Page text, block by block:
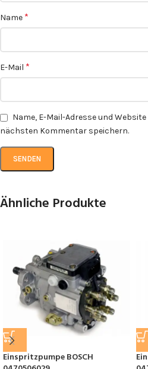
Name *
E-Mail *
Name, E-Mail-Adresse und
nächsten Kommentar speichern.
Ähnliche Produkte
Einspritzpumpe BOSCH